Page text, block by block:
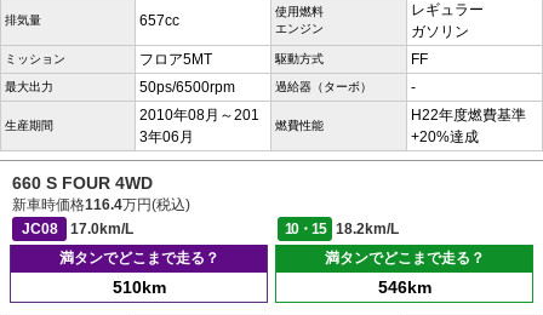
排気量 657cc
使用燃料
エンジン
レギュラー
ガソリン
ミッション フロア5MT 駆動方式 FF
最大出力 50ps/6500rpm 過給器（ターボ） -
生産期間
2010年08月～201
3年06月
燃費性能
H22年度燃費基準
+20%達成
660 S FOUR 4WD
新車時価格116.4万円(税込)
JC08
17.0km/L 10・15
18.2km/L
満タンでどこまで走る？
510km
満タンでどこまで走る？
546km